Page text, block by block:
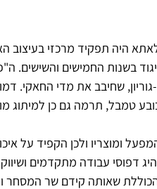
היה תפקיד מרכזי בעיצוב
בשנות החמישים והשישים.
שחיבב את מדי החאקי.
טמבל, תרמה גם כן למיתוג
ומוצריו ולכן הקפיד על
דפוסי עבודה מתקדמים
שאותה קידם שר המסחר